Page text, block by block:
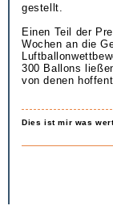
gestellt.
Einen Teil der
Wochen an die
300 Ballons
von denen
Dies ist mir was